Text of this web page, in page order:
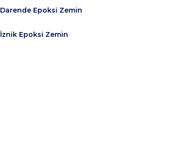
Darende Epoksi Zemin
İznik Epoksi Zemin